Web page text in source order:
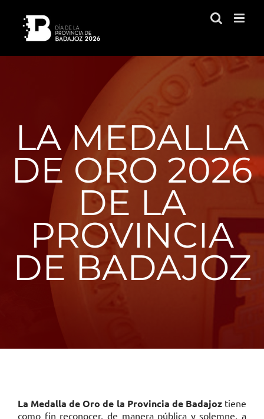
contenido
LA MEDALLA
DE ORO 2026
DE LA
PROVINCIA
DE BADAJOZ
La Medalla de Oro de la Provincia de Badajoztiene
como fin reconocer, de manera pública y solemne, a